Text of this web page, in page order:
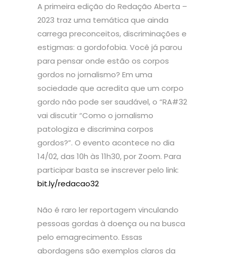
A primeira edição do Redação Aberta –
2023 traz uma temática que ainda
carrega preconceitos, discriminações e
estigmas: a gordofobia. Você já parou
para pensar onde estão os corpos
gordos no jornalismo? Em uma
sociedade que acredita que um corpo
gordo não pode ser saudável, o “RA#32
vai discutir “Como o jornalismo
patologiza e discrimina corpos
gordos?”. O evento acontece no dia
14/02, das 10h às 11h30, por Zoom. Para
participar basta se inscrever pelo link:
bit.ly/redacao32
Não é raro ler reportagem vinculando
pessoas gordas à doença ou na busca
pelo emagrecimento. Essas
abordagens são exemplos claros da